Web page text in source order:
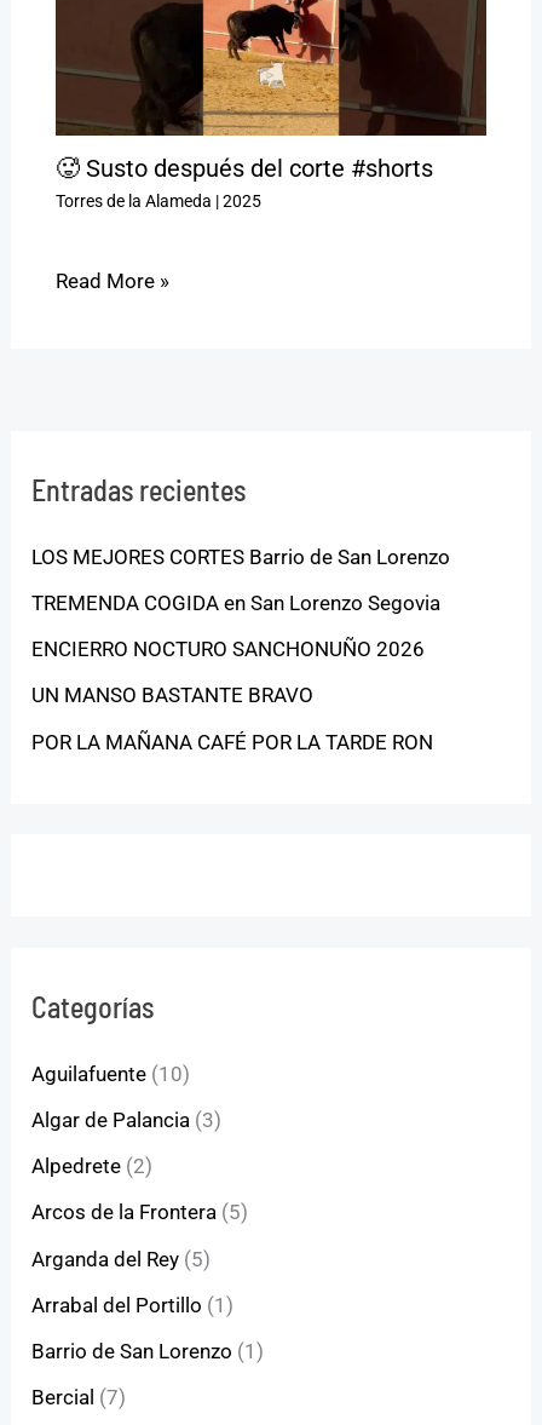
🥵 Susto después del corte #shorts
Torres de la Alameda |2025
Read More »
Entradas recientes
LOS MEJORES CORTES Barrio de San Lorenzo
TREMENDA COGIDA en San Lorenzo Segovia
ENCIERRO NOCTURO SANCHONUÑO 2026
UN MANSO BASTANTE BRAVO
POR LA MAÑANA CAFÉ POR LA TARDE RON
Categorías
Aguilafuente (10)
Algar de Palancia (3)
Alpedrete (2)
Arcos de la Frontera (5)
Arganda del Rey (5)
Arrabal del Portillo (1)
Barrio de San Lorenzo (1)
Bercial (7)